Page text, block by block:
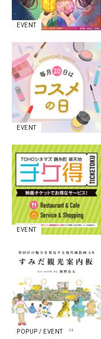
EVENT
EVENT
EVENT
POPUP / EVENT